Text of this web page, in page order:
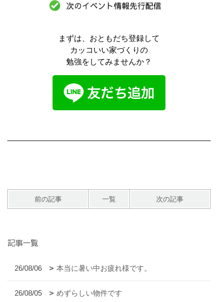
まずは、おともだち登録して
カッコいい家づくりの
勉強をしてみませんか？
前の記事 一覧 次の記事
記事一覧
26/08/06 本当に暑い中お疲れ様です。
26/08/05 めずらしい物件です